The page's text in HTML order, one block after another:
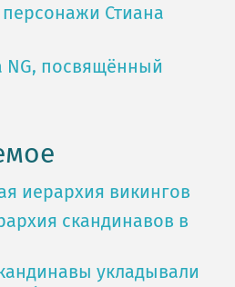
Стиана
посвящённый
иерархия викингов
скандинавов в
укладывали